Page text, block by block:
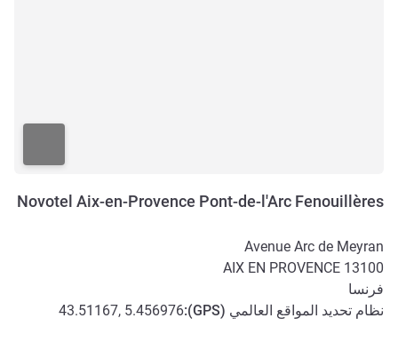
Novotel Aix-en-Provence Pont-de-l'Arc Fenouillères
Avenue Arc de Meyran
13100
AIX EN PROVENCE
فرنسا
نظام تحديد المواقع العالمي (GPS
):
43.51167, 5.456976